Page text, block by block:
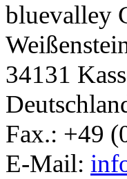
bluevalley
34131
Fax.: +49
E-Mail: